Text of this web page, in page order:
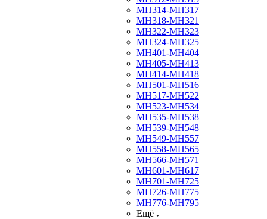
МН314-МН317
МН318-МН321
МН322-МН323
МН324-МН325
МН401-МН404
МН405-МН413
МН414-МН418
МН501-МН516
МН517-МН522
МН523-МН534
МН535-МН538
МН539-МН548
МН549-МН557
МН558-МН565
МН566-МН571
МН601-МН617
МН701-МН725
МН726-МН775
МН776-МН795
Ещё